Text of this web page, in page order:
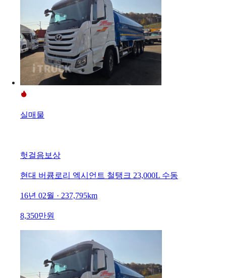
실매물
헛걸음보상
현대 버큠로리 엑시언트 철탱크 23,000L 수동
16년 02월 · 237,795km
8,350만원